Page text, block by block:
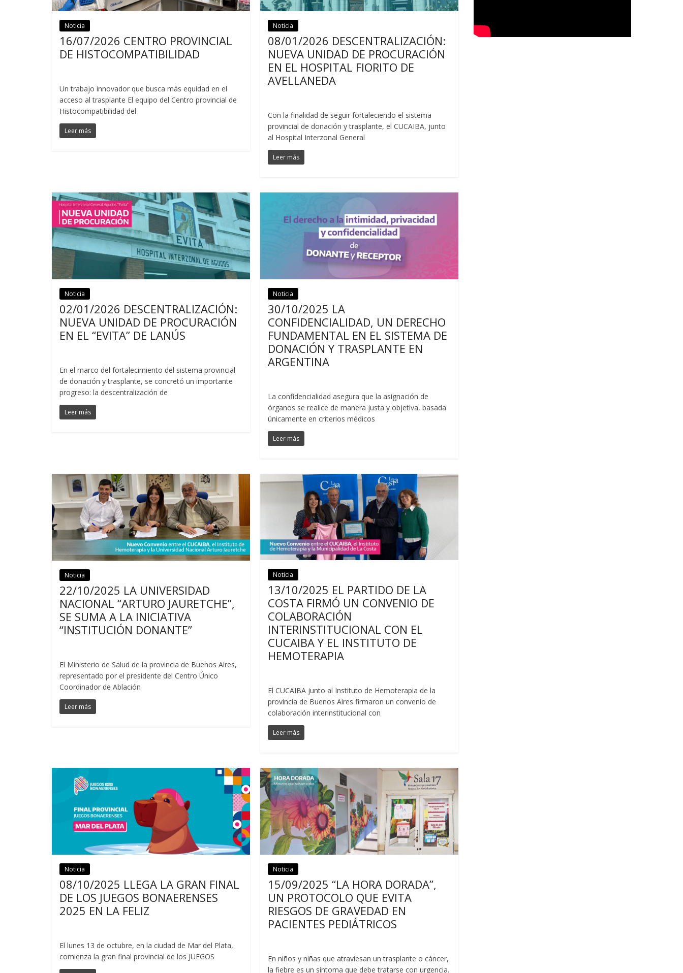
Noticia
16/07/2026 CENTRO PROVINCIAL
DE HISTOCOMPATIBILIDAD
Un trabajo innovador que busca más equidad en el
acceso al trasplante El equipo del Centro provincial de
Histocompatibilidad del
Leer más
Noticia
08/01/2026 DESCENTRALIZACIÓN:
NUEVA UNIDAD DE PROCURACIÓN
EN EL HOSPITAL FIORITO DE
AVELLANEDA
Con la finalidad de seguir fortaleciendo el sistema
provincial de donación y trasplante, el CUCAIBA, junto
al Hospital Interzonal General
Leer más
Noticia
02/01/2026 DESCENTRALIZACIÓN:
NUEVA UNIDAD DE PROCURACIÓN
EN EL “EVITA” DE LANÚS
En el marco del fortalecimiento del sistema provincial
de donación y trasplante, se concretó un importante
progreso: la descentralización de
Leer más
Noticia
30/10/2025 LA
CONFIDENCIALIDAD, UN DERECHO
FUNDAMENTAL EN EL SISTEMA DE
DONACIÓN Y TRASPLANTE EN
ARGENTINA
La confidencialidad asegura que la asignación de
órganos se realice de manera justa y objetiva, basada
únicamente en criterios médicos
Leer más
Noticia
22/10/2025 LA UNIVERSIDAD
NACIONAL “ARTURO JAURETCHE”,
SE SUMA A LA INICIATIVA
“INSTITUCIÓN DONANTE”
El Ministerio de Salud de la provincia de Buenos Aires,
representado por el presidente del Centro Único
Coordinador de Ablación
Leer más
Noticia
13/10/2025 EL PARTIDO DE LA
COSTA FIRMÓ UN CONVENIO DE
COLABORACIÓN
INTERINSTITUCIONAL CON EL
CUCAIBA Y EL INSTITUTO DE
HEMOTERAPIA
El CUCAIBA junto al Instituto de Hemoterapia de la
provincia de Buenos Aires firmaron un convenio de
colaboración interinstitucional con
Leer más
Noticia
08/10/2025 LLEGA LA GRAN FINAL
DE LOS JUEGOS BONAERENSES
2025 EN LA FELIZ
El lunes 13 de octubre, en la ciudad de Mar del Plata,
comienza la gran final provincial de los JUEGOS
Noticia
15/09/2025 “LA HORA DORADA”,
UN PROTOCOLO QUE EVITA
RIESGOS DE GRAVEDAD EN
PACIENTES PEDIÁTRICOS
En niños y niñas que atraviesan un trasplante o cáncer,
la fiebre es un síntoma que debe tratarse con urgencia.